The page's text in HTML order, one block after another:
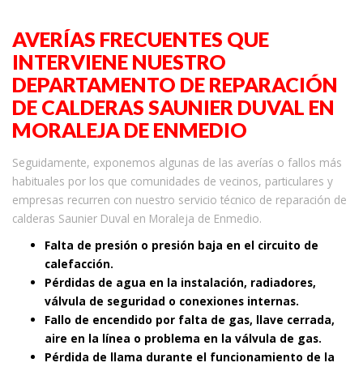
AVERÍAS FRECUENTES QUE
INTERVIENE NUESTRO
DEPARTAMENTO DE REPARACIÓN
DE CALDERAS SAUNIER DUVAL EN
MORALEJA DE ENMEDIO
Seguidamente, exponemos algunas de las averías o fallos más
habituales por los que comunidades de vecinos, particulares y
empresas recurren con nuestro servicio técnico de reparación de
calderas Saunier Duval en Moraleja de Enmedio.
Falta de presión o presión baja en el circuito de
calefacción.
Pérdidas de agua en la instalación, radiadores,
válvula de seguridad o conexiones internas.
Fallo de encendido por falta de gas, llave cerrada,
aire en la línea o problema en la válvula de gas.
Pérdida de llama durante el funcionamiento de la